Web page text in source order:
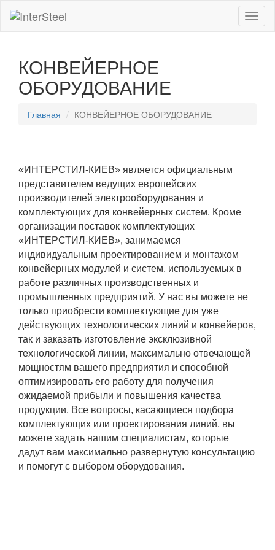
КОНВЕЙЕРНОЕ
ОБОРУДОВАНИЕ
Главная КОНВЕЙЕРНОЕ ОБОРУДОВАНИЕ
«ИНТЕРСТИЛ-КИЕВ» является официальным
представителем ведущих европейских
производителей электрооборудования и
комплектующих для конвейерных систем. Кроме
организации поставок комплектующих
«ИНТЕРСТИЛ-КИЕВ», занимаемся
индивидуальным проектированием и монтажом
конвейерных модулей и систем, используемых в
работе различных производственных и
промышленных предприятий. У нас вы можете не
только приобрести комплектующие для уже
действующих технологических линий и конвейеров,
так и заказать изготовление эксклюзивной
технологической линии, максимально отвечающей
мощностям вашего предприятия и способной
оптимизировать его работу для получения
ожидаемой прибыли и повышения качества
продукции. Все вопросы, касающиеся подбора
комплектующих или проектирования линий, вы
можете задать нашим специалистам, которые
дадут вам максимально развернутую консультацию
и помогут с выбором оборудования.